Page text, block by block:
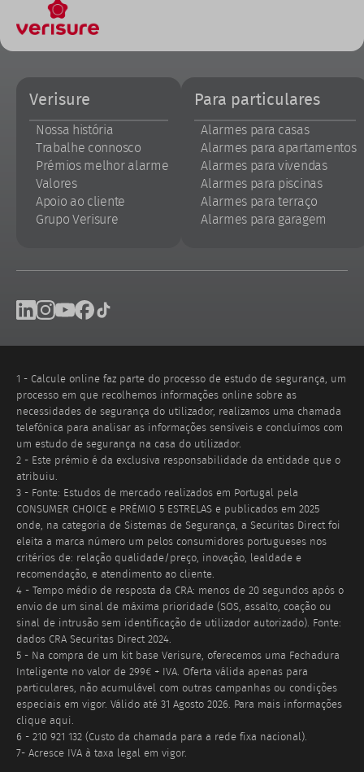
Verisure
Nossa história
Trabalhe connosco
Prémios melhor alarme
Valores
Apoio ao cliente
Grupo Verisure
Para particulares
Alarmes para casas
Alarmes para apartamentos
Alarmes para vivendas
Alarmes para piscinas
Alarmes para terraço
Alarmes para garagem
Footer
networks
LinkedinInstagram
Youtube
1 - Calcule online faz parte do processo de estudo de segurança, um
processo em que recolhemos informações online sobre as
necessidades de segurança do utilizador, realizamos uma chamada
telefónica para analisar as informações sensíveis e concluímos com
um estudo de segurança na casa do utilizador.
2 - Este prémio é da exclusiva responsabilidade da entidade que o
atribuiu.
3 - Fonte: Estudos de mercado realizados em Portugal pela
CONSUMER CHOICE e PRÉMIO 5 ESTRELAS e publicados em 2025
onde, na categoria de Sistemas de Segurança, a Securitas Direct foi
eleita a marca número um pelos consumidores portugueses nos
critérios de: relação qualidade/preço, inovação, lealdade e
recomendação, e atendimento ao cliente.
4 - Tempo médio de resposta da CRA: menos de 20 segundos após o
envio de um sinal de máxima prioridade (SOS, assalto, coação ou
sinal de intrusão sem identificação de utilizador autorizado). Fonte:
dados CRA Securitas Direct 2024.
5 - Na compra de um kit base Verisure, oferecemos uma Fechadura
Inteligente no valor de 299€ + IVA. Oferta válida apenas para
particulares, não acumulável com outras campanhas ou condições
especiais em vigor. Válido até 31 Agosto 2026. Para mais informações
clique aqui.
6 - 210 921 132 (Custo da chamada para a rede fixa nacional).
7- Acresce IVA à taxa legal em vigor.